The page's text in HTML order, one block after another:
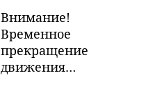
Внимание!
Временное
прекращение
движения